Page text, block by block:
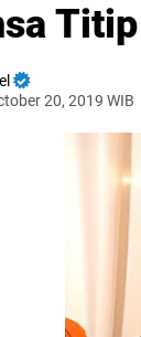
20, 2019 WIB